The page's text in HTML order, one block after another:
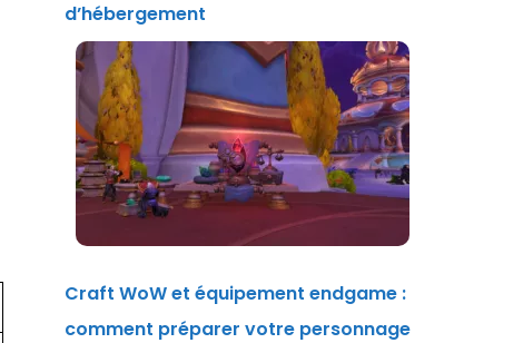
d’hébergement
Craft WoW et équipement endgame :
comment préparer votre personnage